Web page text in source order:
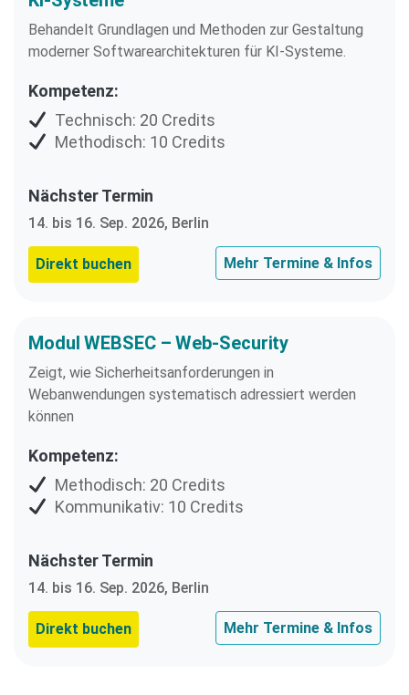
Behandelt Grundlagen und Methoden zur Gestaltung
moderner Softwarearchitekturen für KI-Systeme.
Kompetenz:
Technisch: 20 Credits
Methodisch: 10 Credits
Nächster Termin
14. bis 16. Sep. 2026, Berlin
Direkt buchen Mehr Termine & Infos
Modul WEBSEC – Web-Security
Zeigt, wie Sicherheitsanforderungen in
Webanwendungen systematisch adressiert werden
können
Kompetenz:
Methodisch: 20 Credits
Kommunikativ: 10 Credits
Nächster Termin
14. bis 16. Sep. 2026, Berlin
Direkt buchen Mehr Termine & Infos